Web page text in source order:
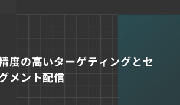
度の高いターゲティングとセ
メント配信